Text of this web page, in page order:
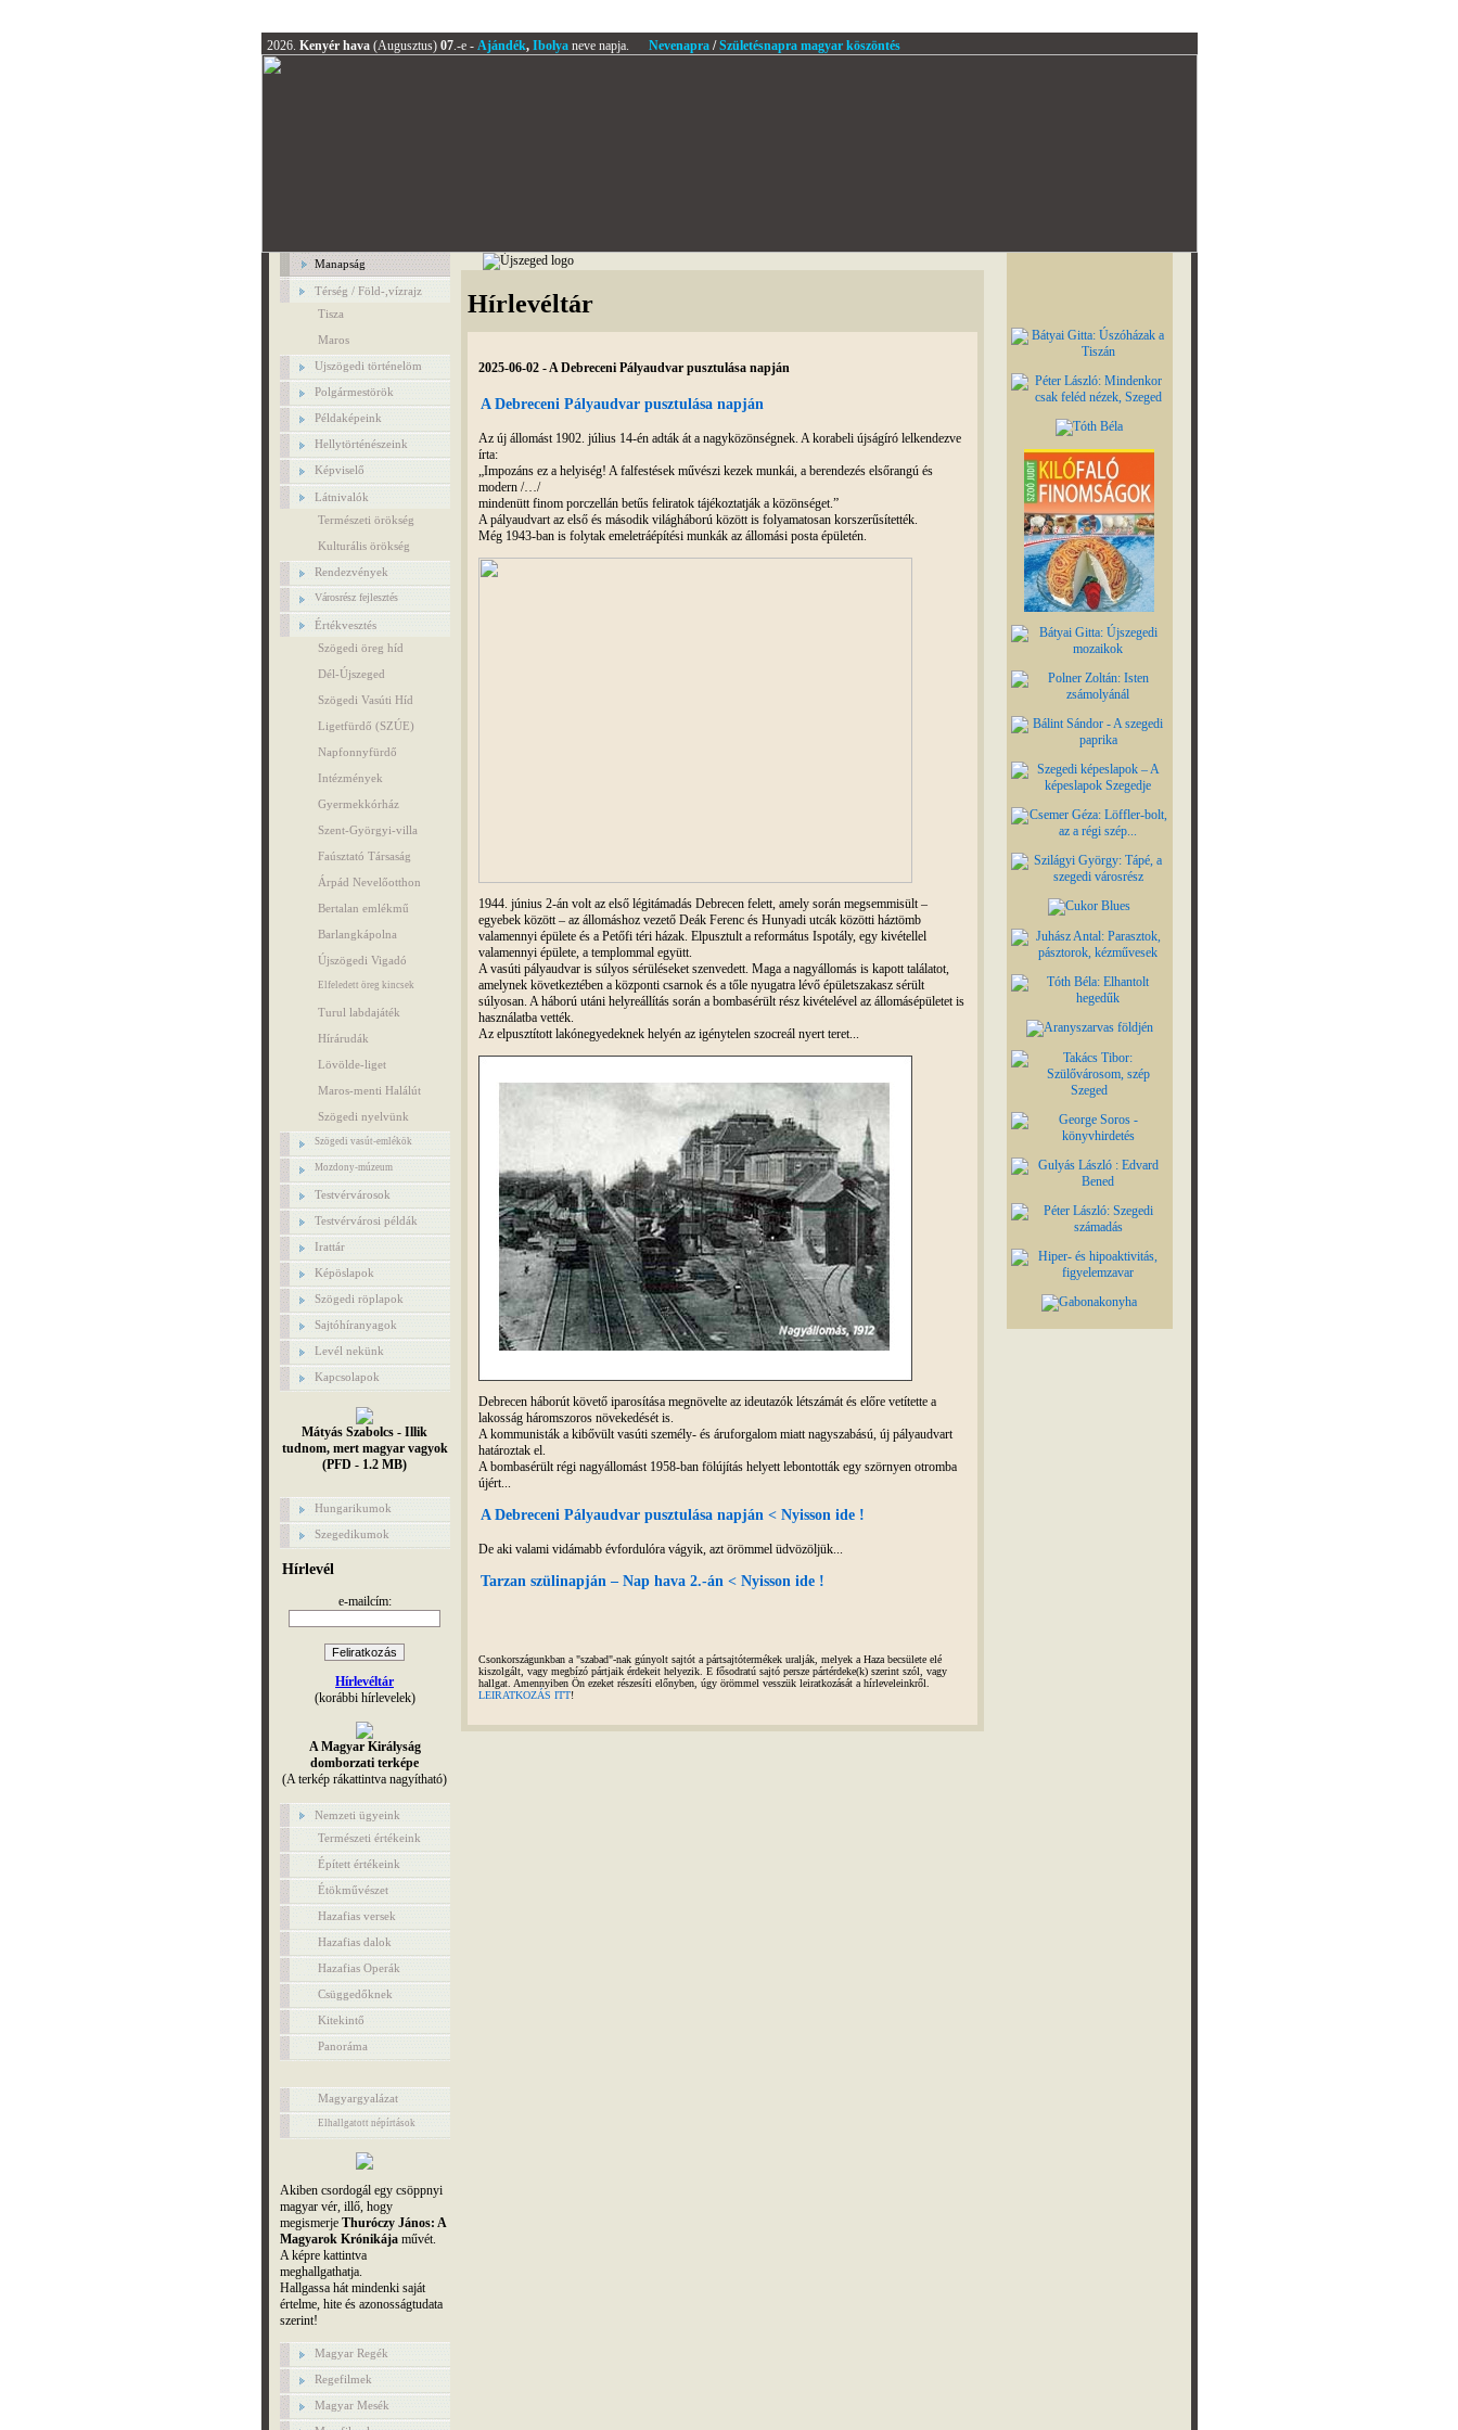
2026. Kenyér hava (Augusztus) 07.-e - Ajándék, Ibolyaneve napja. Nevenapra/Születésnapra magyar köszöntés
Manapság
Térség / Föld-,vízrajz
Tisza
Maros
Ujszögedi történelöm
Polgármestörök
Példaképeink
Hellytörténészeink
Képviselő
Látnivalók
Természeti örökség
Kulturális örökség
Rendezvények
Városrész fejlesztés
Értékvesztés
Szögedi öreg híd
Dél-Újszeged
Szögedi Vasúti Híd
Ligetfürdő (SZÚE)
Napfonnyfürdő
Intézmények
Gyermekkórház
Szent-Györgyi-villa
Faúsztató Társaság
Árpád Nevelőotthon
Bertalan emlékmű
Barlangkápolna
Újszögedi Vigadó
Elfeledett öreg kincsek
Turul labdajáték
Hírárudák
Lövölde-liget
Maros-menti Halálút
Szögedi nyelvünk
Szögedi vasút-emlékök
Mozdony-múzeum
Testvérvárosok
Testvérvárosi példák
Irattár
Képöslapok
Szögedi röplapok
Sajtóhíranyagok
Levél nekünk
Kapcsolapok
Mátyás Szabolcs - Illik
tudnom, mert magyar vagyok
(PFD - 1.2 MB)
Hungarikumok
Szegedikumok
Hírlevél
e-mailcím:
Hírlevéltár
(korábbi hírlevelek)
A Magyar Királyság
domborzati terképe
(A terkép rákattintva nagyítható)
Nemzeti ügyeink
Természeti értékeink
Épített értékeink
Étökművészet
Hazafias versek
Hazafias dalok
Hazafias Operák
Csüggedőknek
Kitekintő
Panoráma
Magyargyalázat
Elhallgatott népírtások
Akiben csordogál egy csöppnyi
magyar vér, illő, hogy
megismerje Thuróczy János: A
Magyarok Krónikájaművét.
A képre kattintva
meghallgathatja.
Hallgassa hát mindenki saját
értelme, hite és azonosságtudata
szerint!
Magyar Regék
Regefilmek
Magyar Mesék
Hírlevéltár
2025-06-02 - A Debreceni Pályaudvar pusztulása napján
A Debreceni Pályaudvar pusztulása napján
Az új állomást 1902. július 14-én adták át a nagyközönségnek. A korabeli újságíró lelkendezve
írta:
„Impozáns ez a helyiség! A falfestések művészi kezek munkái, a berendezés elsőrangú és
modern /…/
mindenütt finom porczellán betűs feliratok tájékoztatják a közönséget.”
A pályaudvart az első és második világháború között is folyamatosan korszerűsítették.
Még 1943-ban is folytak emeletráépítési munkák az állomási posta épületén.
1944. június 2-án volt az első légitámadás Debrecen felett, amely során megsemmisült –
egyebek között – az állomáshoz vezető Deák Ferenc és Hunyadi utcák közötti háztömb
valamennyi épülete és a Petőfi téri házak. Elpusztult a református Ispotály, egy kivétellel
valamennyi épülete, a templommal együtt.
A vasúti pályaudvar is súlyos sérüléseket szenvedett. Maga a nagyállomás is kapott találatot,
amelynek következtében a központi csarnok és a tőle nyugatra lévő épületszakasz sérült
súlyosan. A háború utáni helyreállítás során a bombasérült rész kivételével az állomásépületet is
használatba vették.
Az elpusztított lakónegyedeknek helyén az igénytelen szocreál nyert teret...
Debrecen háborút követő iparosítása megnövelte az ideutazók létszámát és előre vetítette a
lakosság háromszoros növekedését is.
A kommunisták a kibővült vasúti személy- és áruforgalom miatt nagyszabású, új pályaudvart
határoztak el.
A bombasérült régi nagyállomást 1958-ban fölújítás helyett lebontották egy szörnyen otromba
újért...
A Debreceni Pályaudvar pusztulása napján < Nyisson ide !
De aki valami vidámabb évfordulóra vágyik, azt örömmel üdvözöljük...
Tarzan szülinapján – Nap hava 2.-án < Nyisson ide !
Csonkországunkban a "szabad"-nak gúnyolt sajtót a pártsajtótermékek uralják, melyek a Haza becsülete elé
kiszolgált, vagy megbízó pártjaik érdekeit helyezik. E fősodratú sajtó persze pártérdeke(k) szerint szól, vagy
hallgat. Amennyiben Ön ezeket részesíti előnyben, úgy örömmel vesszük leiratkozását a hírleveleinkről.
LEIRATKOZÁS ITT!